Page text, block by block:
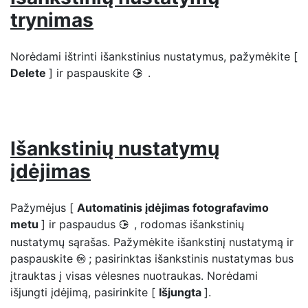
trynimas
Norėdami ištrinti išankstinius nustatymus, pažymėkite [
Delete ] ir paspauskite 2 .
Išankstinių nustatymų
įdėjimas
Pažymėjus [ Automatinis įdėjimas fotografavimo
metu ] ir paspaudus 2 , rodomas išankstinių
nustatymų sąrašas. Pažymėkite išankstinį nustatymą ir
paspauskite J ; pasirinktas išankstinis nustatymas bus
įtrauktas į visas vėlesnes nuotraukas. Norėdami
išjungti įdėjimą, pasirinkite [ Išjungta ].